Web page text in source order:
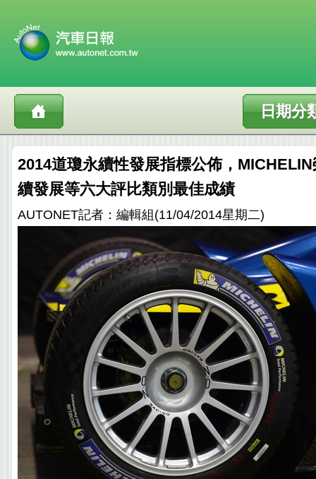
日期分
2014道瓊永續性發展指標公佈，
續發展等六大評比類別最佳成績
AUTONET記者：編輯組(11/04/2014星期二)